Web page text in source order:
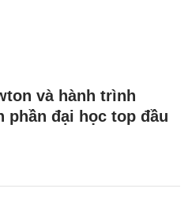
và hành trình
phần đại học top đầu